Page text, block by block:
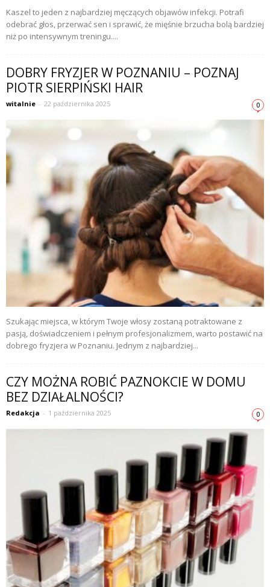
Kaszel to jeden z najbardziej męczących objawów infekcji. Potrafi
odebrać głos, przerwać sen i sprawić, że mięśnie brzucha bolą bardziej
niż po intensywnym treningu....
DOBRY FRYZJER W POZNANIU – POZNAJ
PIOTR SIERPIŃSKI HAIR
witalnie - 22 października 2025 0
Szukając miejsca, w którym Twoje włosy zostaną potraktowane z
pasją, doświadczeniem i pełnym profesjonalizmem, warto postawić na
dobrego fryzjera w Poznaniu. Jednym z najbardziej...
CZY MOŻNA ROBIĆ PAZNOKCIE W DOMU
BEZ DZIAŁALNOŚCI?
Redakcja - 1 października 2025 0